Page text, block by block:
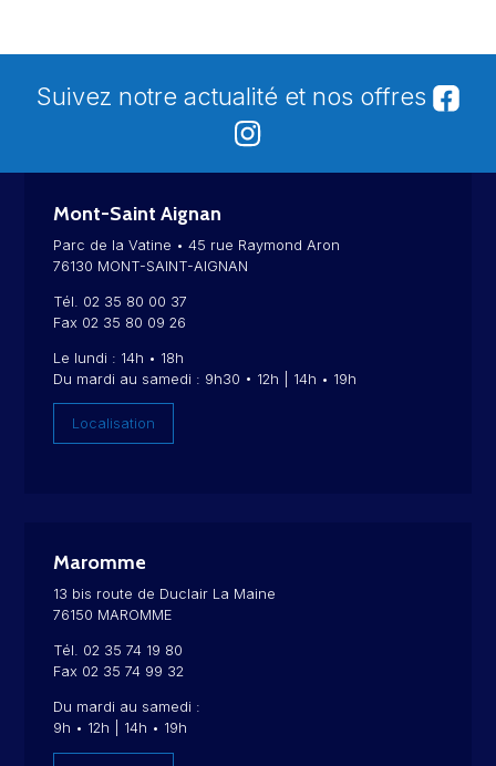
Suivez notre actualité et nos offres
Mont-Saint Aignan
Parc de la Vatine • 45 rue Raymond Aron
76130 MONT-SAINT-AIGNAN
Tél. 02 35 80 00 37
Fax 02 35 80 09 26
Le lundi : 14h • 18h
Du mardi au samedi : 9h30 • 12h | 14h • 19h
Localisation
Maromme
13 bis route de Duclair La Maine
76150 MAROMME
Tél. 02 35 74 19 80
Fax 02 35 74 99 32
Du mardi au samedi :
9h • 12h | 14h • 19h